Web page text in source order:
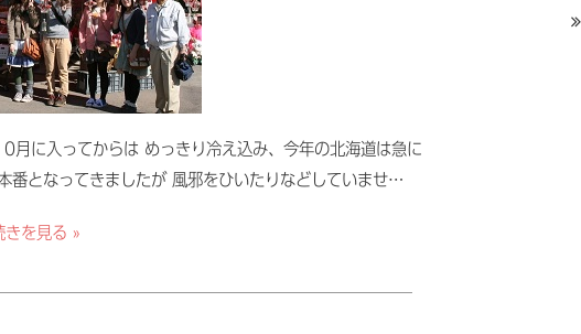
月に入ってからは めっきり冷え込み、今年の北海道は急に
番となってきましたが 風邪をひいたりなどしていませ…
きを見る »